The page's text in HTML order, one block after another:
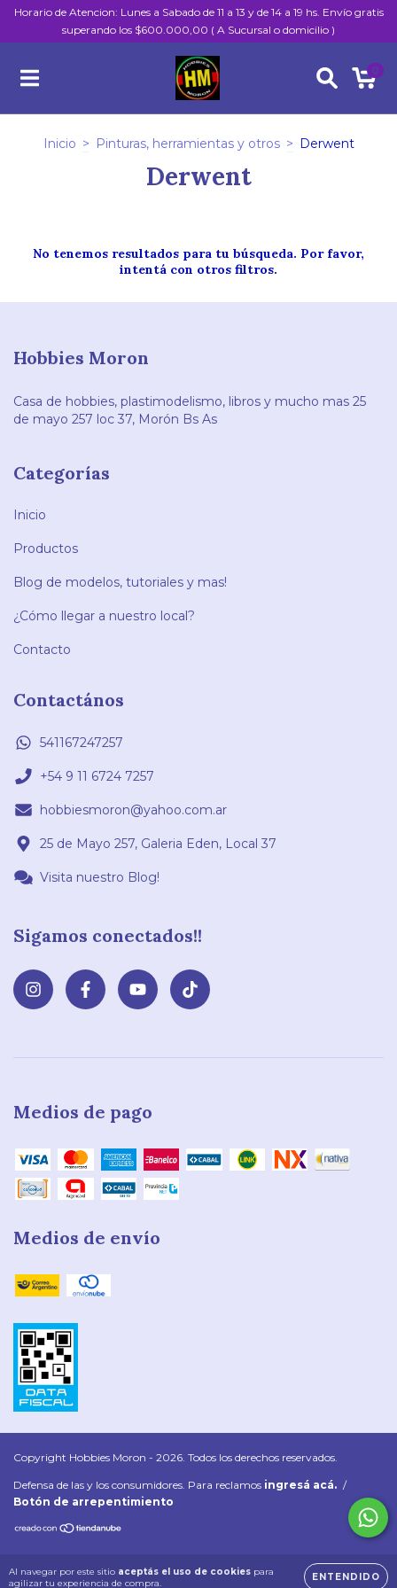
Horario de Atencion: Lunes a Sabado de 11 a 13 y de 14 a 19 hs. Envío gratis
superando los $600.000,00 ( A Sucursal o domicilio )
0
Al navegar por este sitio aceptás el uso de cookies para
agilizar tu experiencia de compra.
ENTENDIDO
Inicio > Pinturas, herramientas y otros > Derwent
Derwent
No tenemos resultados para tu búsqueda. Por favor,
intentá con otros filtros.
Hobbies Moron
Casa de hobbies, plastimodelismo, libros y mucho mas 25
de mayo 257 loc 37, Morón Bs As
Categorías
Inicio
Productos
Blog de modelos, tutoriales y mas!
¿Cómo llegar a nuestro local?
Contacto
Contactános
541167247257
+54 9 11 6724 7257
hobbiesmoron@yahoo.com.ar
25 de Mayo 257, Galeria Eden, Local 37
Visita nuestro Blog!
Sigamos conectados!!
Medios de pago
Medios de envío
Copyright Hobbies Moron - 2026. Todos los derechos reservados.
Defensa de las y los consumidores. Para reclamos ingresá acá. /
Botón de arrepentimiento